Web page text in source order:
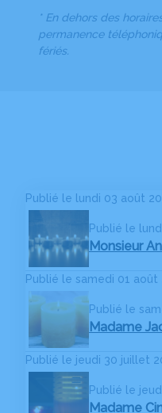
* En dehors des
permanence
fériés.
Publié le lundi 03 août
Publié le
Monsieur
Publié le samedi 01 août
Publié le
Madame
Publié le jeudi 30 juillet
Publié le
Madame